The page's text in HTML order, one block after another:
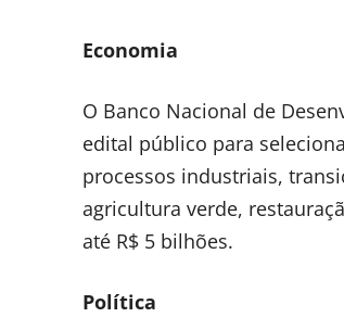
Economia
O Banco Nacional de
edital público para
processos industriais,
agricultura verde,
até R$ 5 bilhões.
Política